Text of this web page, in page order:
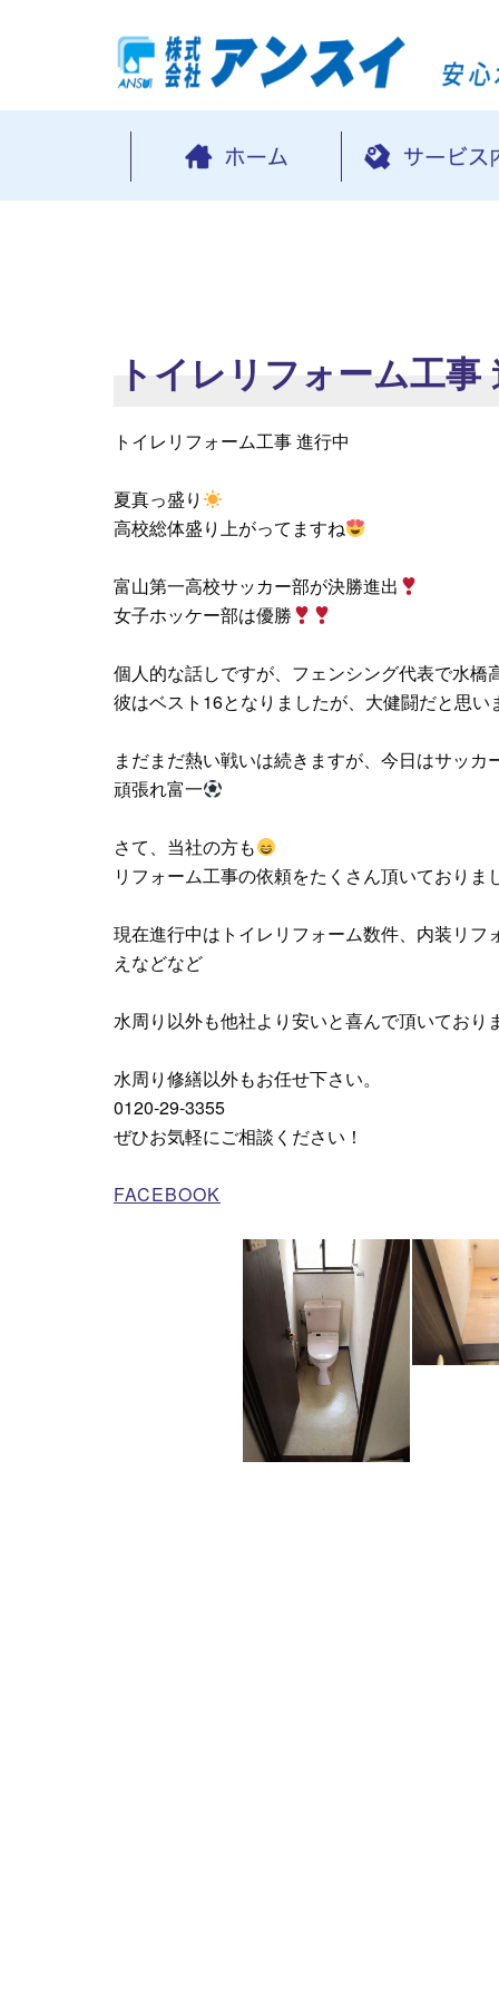
トイレリフォーム工事
トイレリフォーム工事 進行中
夏真っ盛り
高校総体盛り上がってますね
富山第一高校サッカー部が決勝進出
女子ホッケー部は優勝
個人的な話しですが、フェンシング代表で水橋
彼はベスト16となりましたが、大健闘だと思い
まだまだ熱い戦いは続きますが、今日はサッ
頑張れ富一
さて、当社の方も
リフォーム工事の依頼をたくさん頂いており
現在進行中はトイレリフォーム数件、内装リ
えなどなど
水周り以外も他社より安いと喜んで頂いており
水周り修繕以外もお任せ下さい。
0120-29-3355
ぜひお気軽にご相談ください！
FACEBOOK